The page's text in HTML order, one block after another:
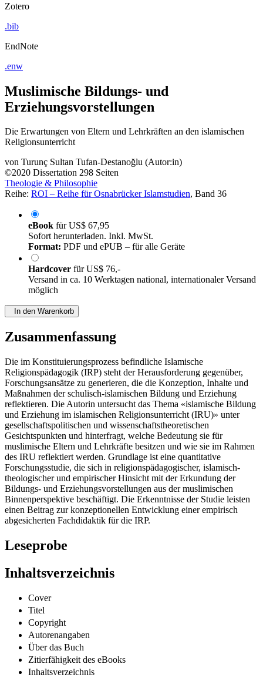
Zotero
.bib
EndNote
.enw
Muslimische Bildungs- und
Erziehungsvorstellungen
Die Erwartungen von Eltern und Lehrkräften an den islamischen
Religionsunterricht
von Turunç Sultan Tufan-Destanoğlu (Autor:in)
©2020 Dissertation 298 Seiten
Theologie & Philosophie
Reihe: ROI – Reihe für Osnabrücker Islamstudien, Band 36
eBook fürUS$ 67,95
Sofort herunterladen. Inkl. MwSt.
Format: PDF und ePUB – für alle Geräte
Hardcover fürUS$ 76,-
Versand in ca. 10 Werktagen national, internationaler Versand
möglich
In den Warenkorb
Zusammenfassung
Die im Konstituierungsprozess befindliche Islamische
Religionspädagogik (IRP) steht der Herausforderung gegenüber,
Forschungsansätze zu generieren, die die Konzeption, Inhalte und
Maßnahmen der schulisch-islamischen Bildung und Erziehung
reflektieren. Die Autorin untersucht das Thema «islamische Bildung
und Erziehung im islamischen Religionsunterricht (IRU)» unter
gesellschaftspolitischen und wissenschaftstheoretischen
Gesichtspunkten und hinterfragt, welche Bedeutung sie für
muslimische Eltern und Lehrkräfte besitzen und wie sie im Rahmen
des IRU reflektiert werden. Grundlage ist eine quantitative
Forschungsstudie, die sich in religionspädagogischer, islamisch-
theologischer und empirischer Hinsicht mit der Erkundung der
Bildungs- und Erziehungsvorstellungen aus der muslimischen
Binnenperspektive beschäftigt. Die Erkenntnisse der Studie leisten
einen Beitrag zur konzeptionellen Entwicklung einer empirisch
abgesicherten Fachdidaktik für die IRP.
Leseprobe
Inhaltsverzeichnis
Cover
Titel
Copyright
Autorenangaben
Über das Buch
Zitierfähigkeit des eBooks
Inhaltsverzeichnis